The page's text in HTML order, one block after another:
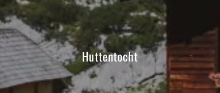
Huttentocht